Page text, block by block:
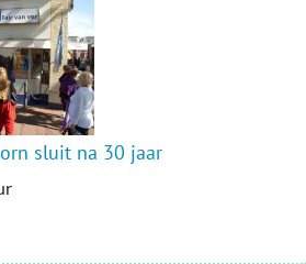
sluit na 30 jaar